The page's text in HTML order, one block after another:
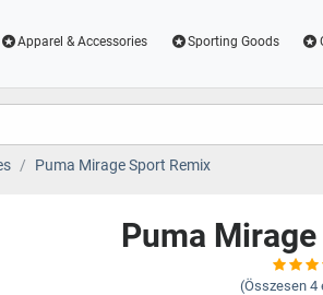
Apparel & Accessories Sporting Goods
Puma Mirage Sport Remix
Puma
(Összesen 4